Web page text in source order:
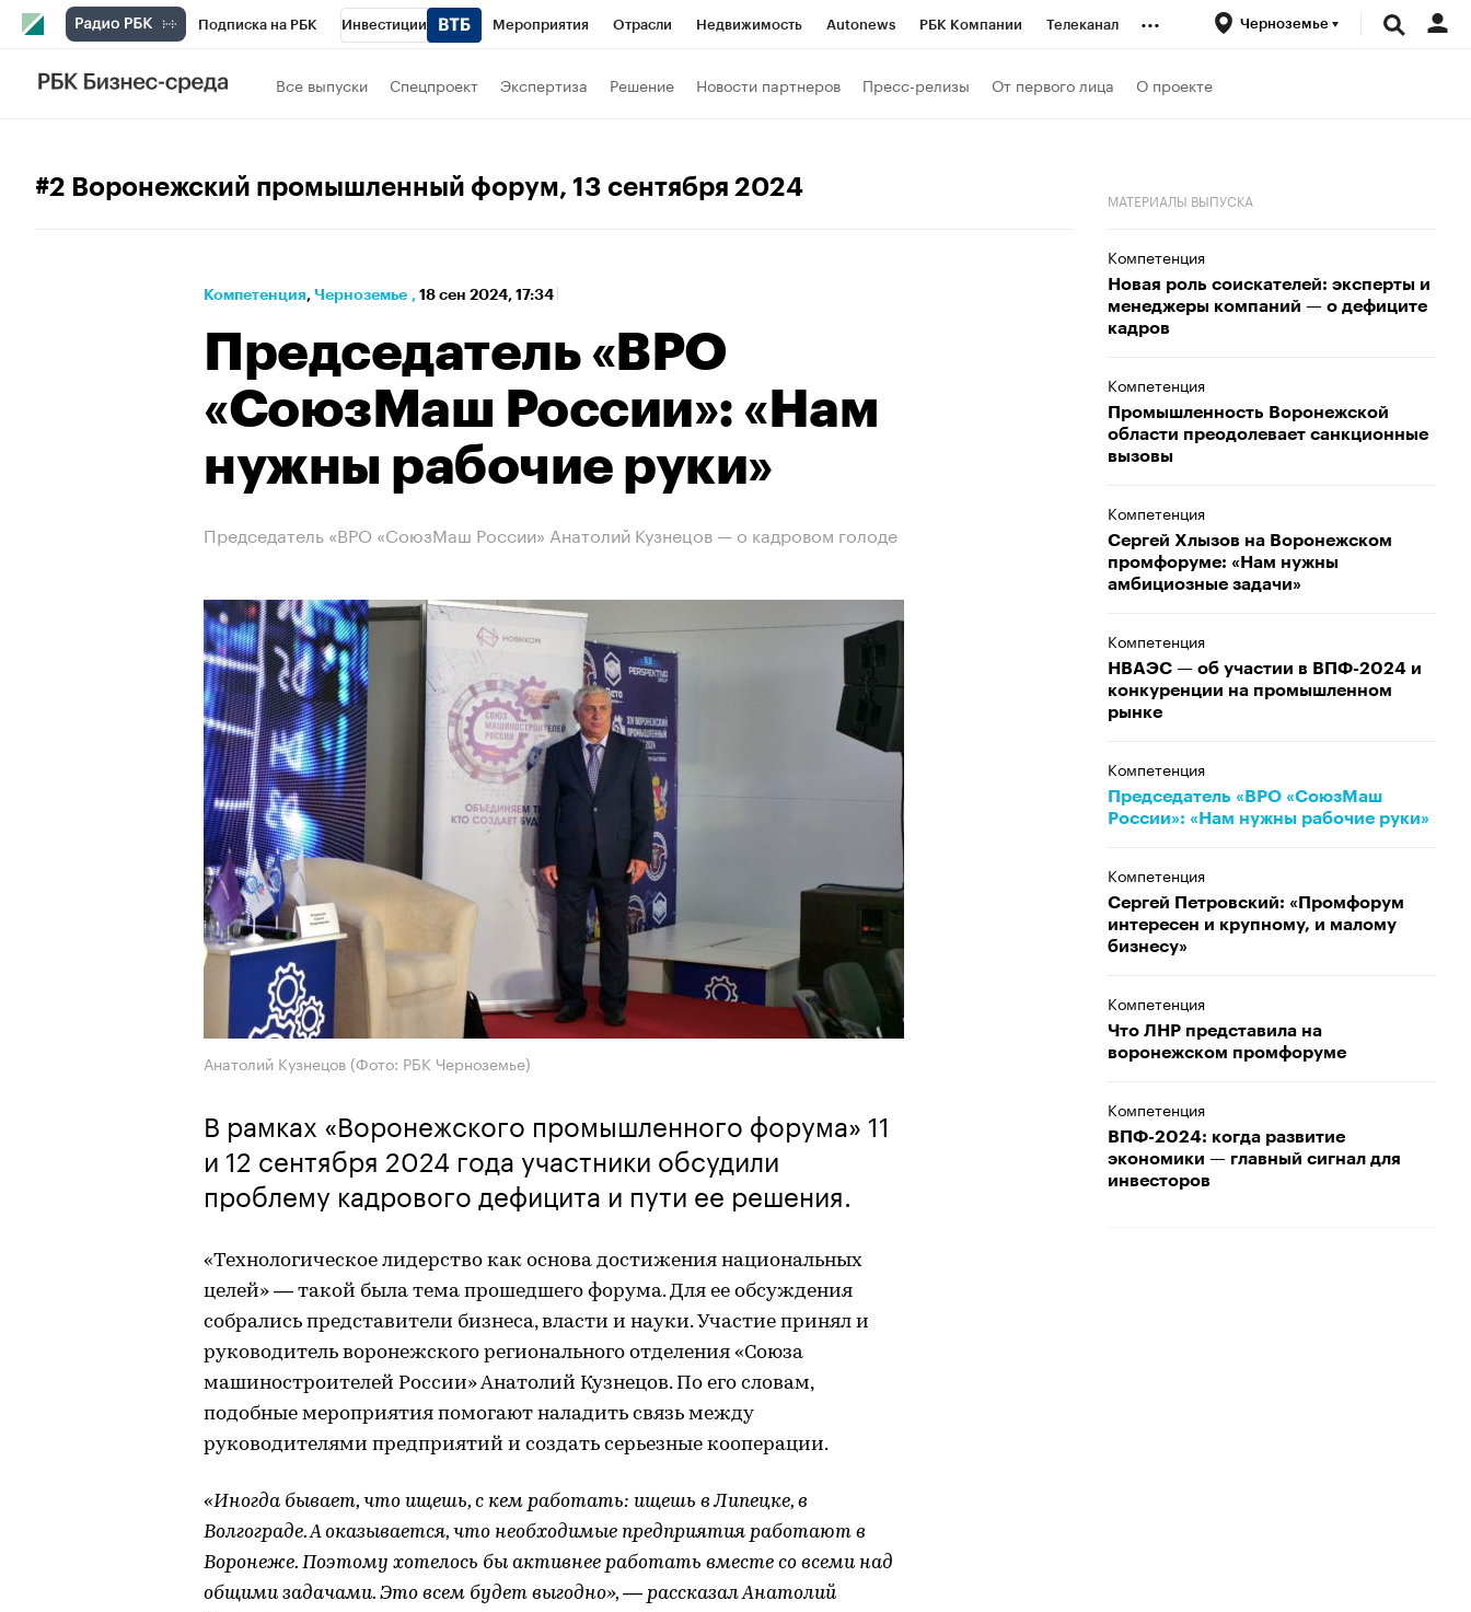
Подписка на РБК Инвестиции Мероприятия Отрасли Недвижимость Autonews РБК Компании Телеканал
РБК Вино
Кредитные рейтинги
... Черноземье
Все выпуски Спецпроект Экспертиза Решение Новости партнеров Пресс-релизы От первого лица О проекте
#2 Воронежский промышленный форум, 13 сентября 2024
Компетенция⁠, Черноземье , 18 сен 2024, 17:34
Председатель «ВРО
«СоюзМаш России»: «Нам
нужны рабочие руки»
Председатель «ВРО «СоюзМаш России» Анатолий Кузнецов — о кадровом голоде
Анатолий Кузнецов (Фото: РБК Черноземье)
В рамках «Воронежского промышленного форума» 11
и 12 сентября 2024 года участники обсудили
проблему кадрового дефицита и пути ее решения.
«Технологическое лидерство как основа достижения национальных
целей» — такой была тема прошедшего форума. Для ее обсуждения
собрались представители бизнеса, власти и науки. Участие принял и
руководитель воронежского регионального отделения «Союза
машиностроителей России» Анатолий Кузнецов. По его словам,
подобные мероприятия помогают наладить связь между
руководителями предприятий и создать серьезные кооперации.
«Иногда бывает, что ищешь, с кем работать: ищешь в Липецке, в
Волгограде. А оказывается, что необходимые предприятия работают в
Воронеже. Поэтому хотелось бы активнее работать вместе со всеми над
общими задачами. Это всем будет выгодно», — рассказал Анатолий
МАТЕРИАЛЫ ВЫПУСКА
Компетенция
Новая роль соискателей: эксперты и
менеджеры компаний — о дефиците
кадров
Компетенция
Промышленность Воронежской
области преодолевает санкционные
вызовы
Компетенция
Сергей Хлызов на Воронежском
промфоруме: «Нам нужны
амбициозные задачи»
Компетенция
НВАЭС — об участии в ВПФ-2024 и
конкуренции на промышленном
рынке
Компетенция
Председатель «ВРО «СоюзМаш
России»: «Нам нужны рабочие руки»
Компетенция
Сергей Петровский: «Промфорум
интересен и крупному, и малому
бизнесу»
Компетенция
Что ЛНР представила на
воронежском промфоруме
Компетенция
ВПФ-2024: когда развитие
экономики — главный сигнал для
инвесторов